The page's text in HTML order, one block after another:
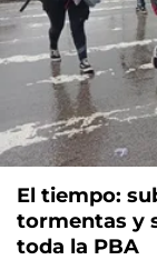
El tiempo:
tormentas y
toda la PBA